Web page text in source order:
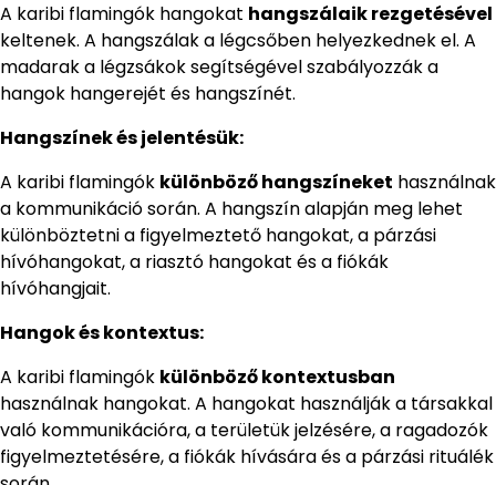
A karibi flamingók hangokat hangszálaik rezgetésével
keltenek. A hangszálak a légcsőben helyezkednek el. A
madarak a légzsákok segítségével szabályozzák a
hangok hangerejét és hangszínét.
Hangszínek és jelentésük:
A karibi flamingók különböző hangszíneket használnak
a kommunikáció során. A hangszín alapján meg lehet
különböztetni a figyelmeztető hangokat, a párzási
hívóhangokat, a riasztó hangokat és a fiókák
hívóhangjait.
Hangok és kontextus:
A karibi flamingók különböző kontextusban
használnak hangokat. A hangokat használják a társakkal
való kommunikációra, a területük jelzésére, a ragadozók
figyelmeztetésére, a fiókák hívására és a párzási rituálék